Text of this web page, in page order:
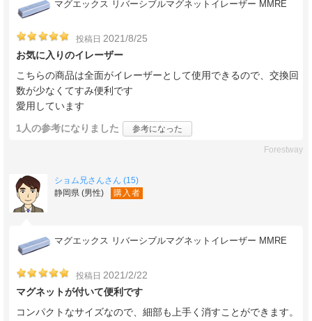
マグエックス リバーシブルマグネットイレーザー MMRE
投稿日 2021/8/25
お気に入りのイレーザー
こちらの商品は全面がイレーザーとして使用できるので、交換回
数が少なくてすみ便利です
愛用しています
1人の参考になりました 参考になった
Forestway
ショム兄さんさん (15)
静岡県 (男性)
購入者
マグエックス リバーシブルマグネットイレーザー MMRE
投稿日 2021/2/22
マグネットが付いて便利です
コンパクトなサイズなので、細部も上手く消すことができます。